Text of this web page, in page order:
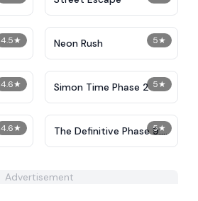
4.5★ 5★
Neon Rush
4.6★ 5★
Simon Time Phase 2
4.6★ 5★
The Definitive Phase 9:
Demolition
Advertisement